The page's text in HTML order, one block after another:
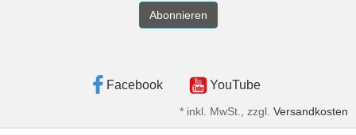
Abonnieren
Facebook YouTube
* inkl. MwSt., zzgl. Versandkosten